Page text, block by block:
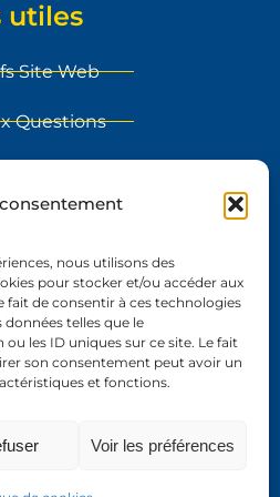
nous utilisons des
pour stocker et/ou accéder aux
fait de consentir à ces technologies
telles que le
les ID uniques sur ce site. Le fait
son consentement peut avoir un
et fonctions.
Voir les préférences
utiles
Site Web
Questions